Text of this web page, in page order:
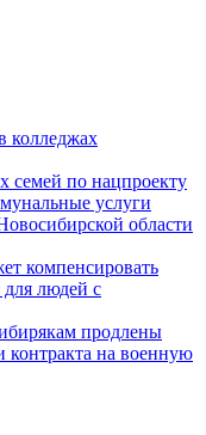
колледжах
семей по нацпроекту
услуги
области
компенсировать
для людей с
продлены
на военную